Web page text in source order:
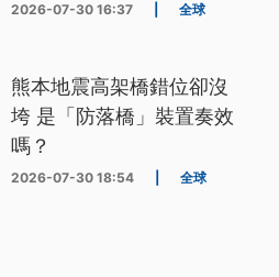
2026-07-30 16:37 全球
熊本地震高架橋錯位卻沒
垮 是「防落橋」裝置奏效
嗎？
2026-07-30 18:54 全球